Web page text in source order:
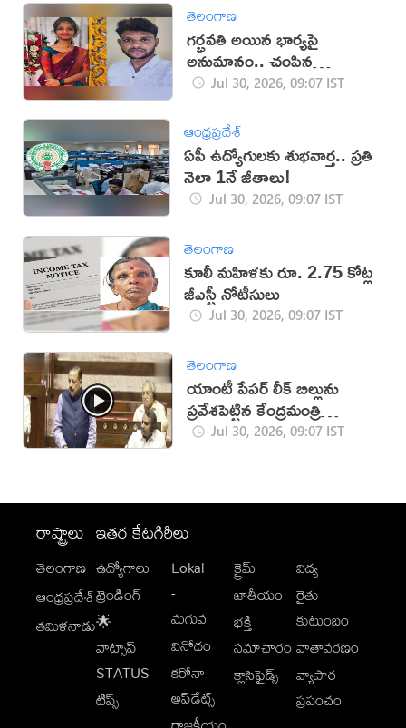
తెలంగాణ
గర్భవతి అయిన భార్యపై
అనుమానం.. చంపిన
హోమ్‌గార్డ్!
Jul 30, 2026, 09:07 IST
ఆంధ్రప్రదేశ్
ఏపీ ఉద్యోగులకు శుభవార్త.. ప్రతి
నెలా 1నే జీతాలు!
Jul 30, 2026, 09:07 IST
తెలంగాణ
కూలీ మహిళకు రూ. 2.75 కోట్ల
జీఎస్టీ నోటీసులు
Jul 30, 2026, 09:07 IST
తెలంగాణ
యాంటీ పేపర్ లీక్ బిల్లును
ప్రవేశపెట్టిన కేంద్రమంత్రి
జితేంద్రసింగ్
Jul 30, 2026, 09:07 IST
రాష్ట్రాలు
తెలంగాణ
ఆంధ్రప్రదేశ్
తమిళనాడు
ఇతర కేటగిరీలు
ఉద్యోగాలు
ట్రెండింగ్
🌟
వాట్సాప్
STATUS
టిప్స్
Lokal
-
మగువ
వినోదం
కరోనా
అప్‌డేట్స్
క్రైమ్
జాతీయం
భక్తి
సమాచారం
క్లాసిఫైడ్స్
విద్య
రైతు
కుటుంబం
వాతావరణం
వ్యాపార
ప్రపంచం